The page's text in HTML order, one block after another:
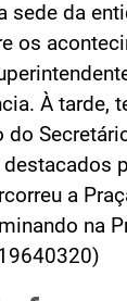
sede da
os
À tarde,
a
na